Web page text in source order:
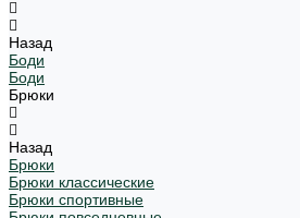
Назад
Боди
Боди
Брюки
Назад
Брюки
Брюки классические
Брюки спортивные